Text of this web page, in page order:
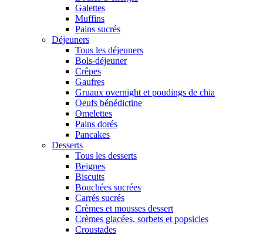
Galettes
Muffins
Pains sucrés
Déjeuners
Tous les déjeuners
Bols-déjeuner
Crêpes
Gaufres
Gruaux overnight et poudings de chia
Oeufs bénédictine
Omelettes
Pains dorés
Pancakes
Desserts
Tous les desserts
Beignes
Biscuits
Bouchées sucrées
Carrés sucrés
Crèmes et mousses dessert
Crèmes glacées, sorbets et popsicles
Croustades